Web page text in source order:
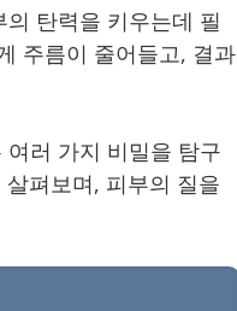
탄력을 키우는데 필
주름이 줄어들고, 결과
러 가지 비밀을 탐구
펴보며, 피부의 질을